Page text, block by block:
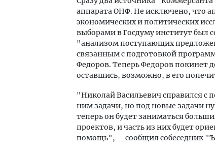
аппарата ОНФ. Не исключено, что
экономических и политических
выборами в Госдуму институт был
"анализом поступающих
связанным с подготовкой
Федоров. Теперь Федоров покинет
оставшись, возможно, в его
"Николай Васильевич справился с
ним задачи, но под новые задачи
теперь он будет заниматься
проектов, и часть из них будет
помощь",— сообщил собеседник